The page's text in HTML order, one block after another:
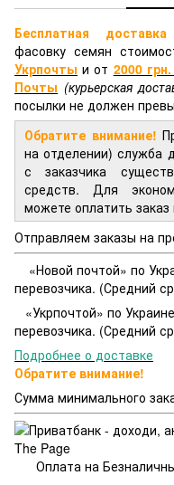
Бесплатная доставка
фасовку семян
Укрпочты и от 2000 грн.
Почты (курьерская
посылки не должен
Обратите внимание!
на отделении) служба
с заказчика
средств. Для
можете оплатить
Отправляем заказы на
«Новой почтой» по
перевозчика. (Средний
«Укрпочтой» по
перевозчика. (Средний
Подробнее о доставке
Обратите внимание!
Сумма минимального
Оплата на